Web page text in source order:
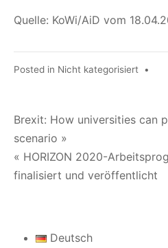
Quelle: KoWi/AiD vom
Posted in Nicht kategorisiert •
Brexit: How universities can
scenario »
« HORIZON 2020-
finalisiert und veröffentlicht
Deutsch